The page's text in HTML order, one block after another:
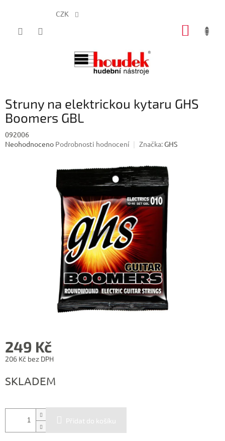
CZK
Struny na elektrickou kytaru GHS
Boomers GBL
092006
Průměrné
Neohodnoceno Podrobnosti hodnocení Značka:GHS
249 Kč
206 Kč bez DPH
cena:
SKLADEM
Přidat do košíku